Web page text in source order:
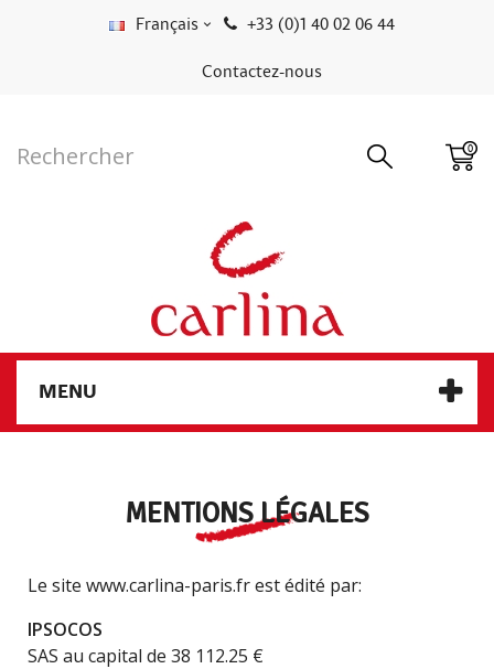
Français +33 (0)1 40 02 06 44
Contactez-nous
0
MENU
MENTIONS LÉGALES
Le site www.carlina-paris.fr est édité par:
IPSOCOS
SAS au capital de 38 112.25 €